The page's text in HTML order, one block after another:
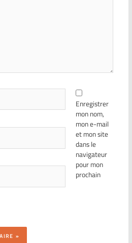
Enregistrer
mon nom,
mon e-mail
et mon site
dans le
navigateur
pour mon
prochain